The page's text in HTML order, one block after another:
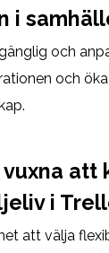
i
och
och
att
i
att välja